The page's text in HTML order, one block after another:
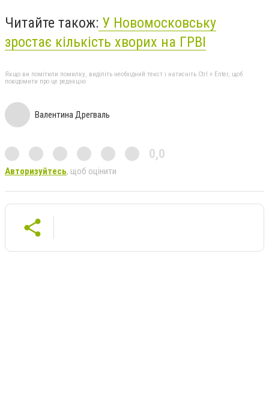
Читайте також: У Новомосковську
зростає кількість хворих на ГРВІ
Якщо ви помітили помилку, виділіть необхідний текст і натисніть Ctrl + Enter, щоб
повідомити про це редакцію
Валентина Дрегваль
0,0
Авторизуйтесь, щоб оцінити